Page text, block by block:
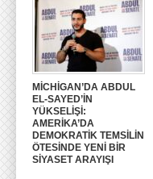
MİCHİGAN’DA ABDUL
EL-SAYED’İN
YÜKSELİŞİ:
AMERİKA’DA
DEMOKRATİK TEMSİLİN
ÖTESİNDE YENİ BİR
SİYASET ARAYIŞI